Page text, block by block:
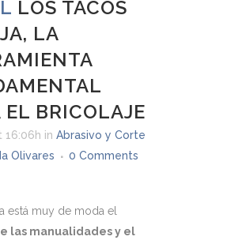
LOS TACOS
LA
EL BRICOLAJE
16:06h in Abrasivo y Corte
Olivares
0 Comments
está muy de moda el
las manualidades y el